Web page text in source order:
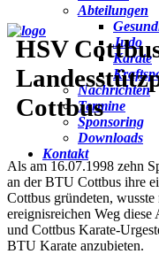
Abteilungen
Judo
Karate
Nachrichten
Termine
Sponsoring
Downloads
Kontakt
HSV
Cottbus
Als am 16.07.1998 zehn
an der BTU Cottbus ihre
Cottbus gründeten,
ereignisreichen Weg
und Cottbus Karate-
BTU Karate anzubieten.